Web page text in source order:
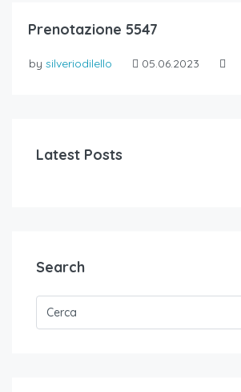
Prenotazione 5547
by silveriodilello 05.06.2023
Latest Posts
Search